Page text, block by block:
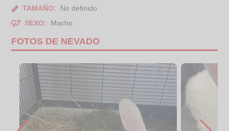
TAMAÑO:
No definido
SEXO:
Macho
FOTOS DE NEVADO